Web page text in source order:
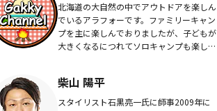
北海道の大自然の中でアウトドアを楽しん
でいるアラフォーです。ファミリーキャン
プを主に楽しんでおりましたが、子どもが
大きくなるにつれてソロキャンプも楽しむ
アの楽しさ...
柴山 陽平
スタイリスト石黒亮一氏に師事2009年に